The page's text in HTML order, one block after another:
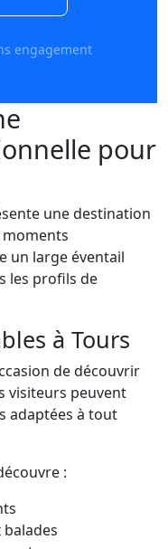
engagement
pour
une destination
un large éventail
les profils de
à Tours
de découvrir
visiteurs peuvent
adaptées à tout
: